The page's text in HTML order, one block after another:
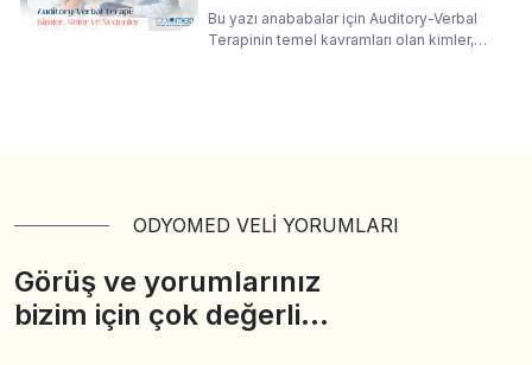
Bu yazı anababalar için Auditory-Verbal
Terapinin temel kavramları olan kimler,
ODYOMED VELİ YORUMLARI
Görüş ve yorumlarınız
bizim için çok değerli…